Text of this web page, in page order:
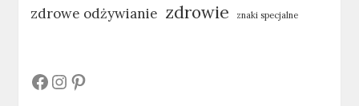
zdrowe odżywianie zdrowie znaki specjalne
# # #